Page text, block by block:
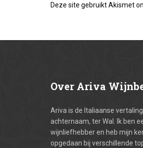
Deze site gebruikt Akismet
Over Ariva
Ariva is de Italiaanse
achternaam, ter Wal. Ik ben
wijnliefhebber en heb mijn
opgedaan bij verschillende